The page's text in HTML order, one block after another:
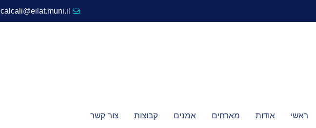
calcali@eilat.muni.il
ראשי אודות מארחים אמנים קבוצות צור קשר